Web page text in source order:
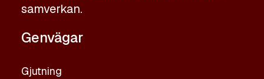
samverkan.
Genvägar
Gjutning